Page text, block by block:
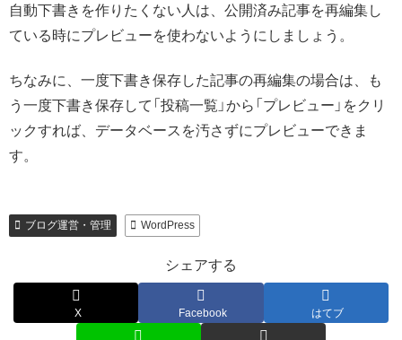
自動下書きを作りたくない人は、公開済み記事を再編集し
ている時にプレビューを使わないようにしましょう。
ちなみに、一度下書き保存した記事の再編集の場合は、も
う一度下書き保存して「投稿一覧」から「プレビュー」をクリ
ックすれば、データベースを汚さずにプレビューできま
す。
ブログ運営・管理 WordPress
シェアする
X Facebook はてブ